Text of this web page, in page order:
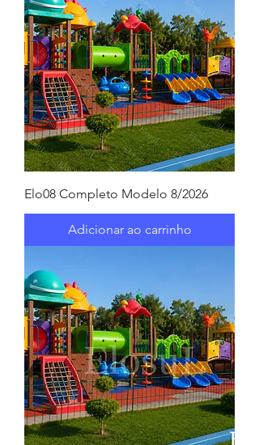
Elo08 Completo Modelo 8/2026
Adicionar ao carrinho